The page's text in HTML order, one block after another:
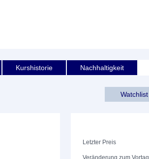
Kurshistorie Nachhaltigkeit
Watchlist
Letzter Preis
Veränderung zum Vortag